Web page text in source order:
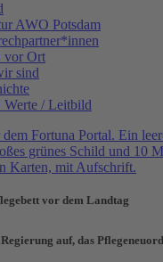
AWO Potsdam
vor Ort
sind
Werte / Leitbild
vor dem Landtag
auf, das